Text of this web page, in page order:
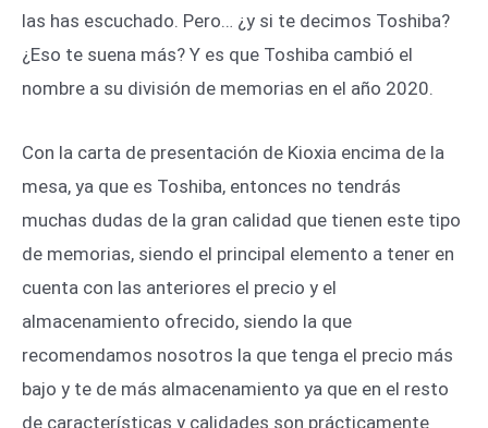
las has escuchado. Pero… ¿y si te decimos Toshiba?
¿Eso te suena más? Y es que Toshiba cambió el
nombre a su división de memorias en el año 2020.
Con la carta de presentación de Kioxia encima de la
mesa, ya que es Toshiba, entonces no tendrás
muchas dudas de la gran calidad que tienen este tipo
de memorias, siendo el principal elemento a tener en
cuenta con las anteriores el precio y el
almacenamiento ofrecido, siendo la que
recomendamos nosotros la que tenga el precio más
bajo y te de más almacenamiento ya que en el resto
de características y calidades son prácticamente